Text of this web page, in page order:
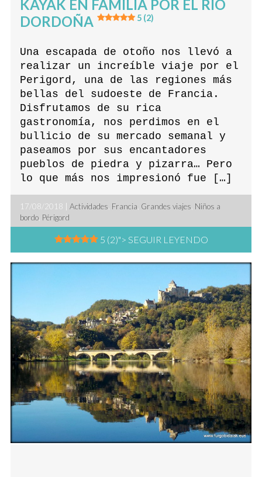
KAYAK EN FAMILIA POR EL RÍO
DORDOÑA
5 (2)
Una escapada de otoño nos llevó a
realizar un increíble viaje por el
Perigord, una de las regiones más
bellas del sudoeste de Francia.
Disfrutamos de su rica
gastronomía, nos perdimos en el
bullicio de su mercado semanal y
paseamos por sus encantadores
pueblos de piedra y pizarra… Pero
lo que más nos impresionó fue […]
17/08/2018 |Actividades Francia Grandes viajes Niños a
bordo Périgord
5 (2)"> SEGUIR LEYENDO